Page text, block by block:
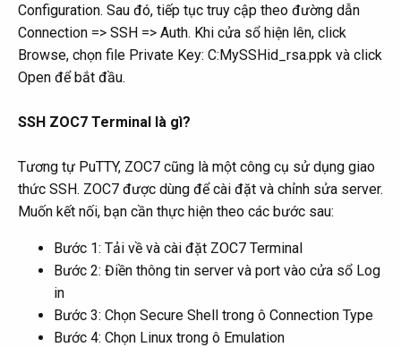
Configuration. Sau đó, tiếp tục truy cập theo đường dẫn
Connection => SSH => Auth. Khi cửa sổ hiện lên, click
Browse, chọn file Private Key: C:MySSHid_rsa.ppk và click
Open để bắt đầu.
SSH ZOC7 Terminal là gì?
Tương tự PuTTY, ZOC7 cũng là một công cụ sử dụng giao
thức SSH. ZOC7 được dùng để cài đặt và chỉnh sửa server.
Muốn kết nối, bạn cần thực hiện theo các bước sau:
Bước 1: Tải về và cài đặt ZOC7 Terminal
Bước 2: Điền thông tin server và port vào cửa sổ Log
in
Bước 3: Chọn Secure Shell trong ô Connection Type
Bước 4: Chọn Linux trong ô Emulation